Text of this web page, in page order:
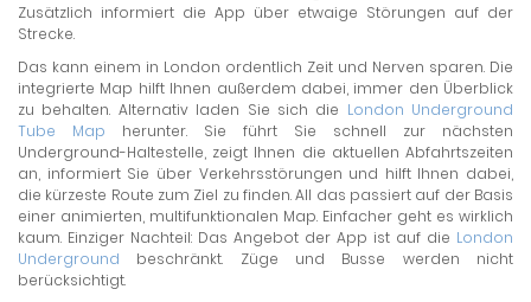
Zusätzlich informiert die App über etwaige Störungen auf der
Strecke.
Das kann einem in London ordentlich Zeit und Nerven sparen. Die
integrierte Map hilft Ihnen außerdem dabei, immer den Überblick
zu behalten. Alternativ laden Sie sich die London Underground
Tube Map herunter. Sie führt Sie schnell zur nächsten
Underground-Haltestelle, zeigt Ihnen die aktuellen Abfahrtszeiten
an, informiert Sie über Verkehrsstörungen und hilft Ihnen dabei,
die kürzeste Route zum Ziel zu finden. All das passiert auf der Basis
einer animierten, multifunktionalen Map. Einfacher geht es wirklich
kaum. Einziger Nachteil: Das Angebot der App ist auf die London
Underground beschränkt. Züge und Busse werden nicht
berücksichtigt.